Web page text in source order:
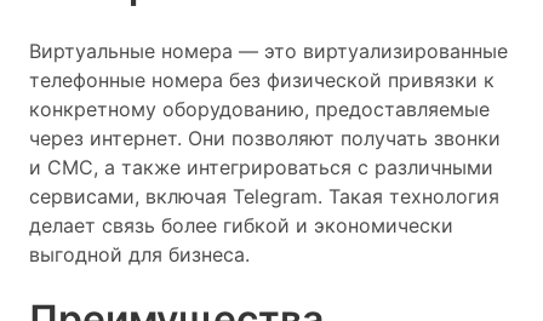
Виртуальные номера — это виртуализированные
телефонные номера без физической привязки к
конкретному оборудованию, предоставляемые
через интернет. Они позволяют получать звонки
и СМС, а также интегрироваться с различными
сервисами, включая Telegram. Такая технология
делает связь более гибкой и экономически
выгодной для бизнеса.